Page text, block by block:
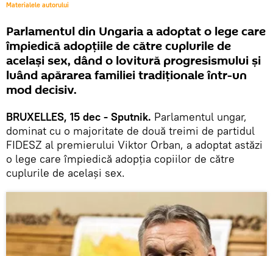
Materialele autorului
Parlamentul din Ungaria a adoptat o lege care
împiedică adopţiile de către cuplurile de
acelaşi sex, dând o lovitură progresismului și
luând apărarea familiei tradiționale într-un
mod decisiv.
BRUXELLES, 15 dec - Sputnik. Parlamentul ungar,
dominat cu o majoritate de două treimi de partidul
FIDESZ al premierului Viktor Orban, a adoptat astăzi
o lege care împiedică adopția copiilor de către
cuplurile de același sex.